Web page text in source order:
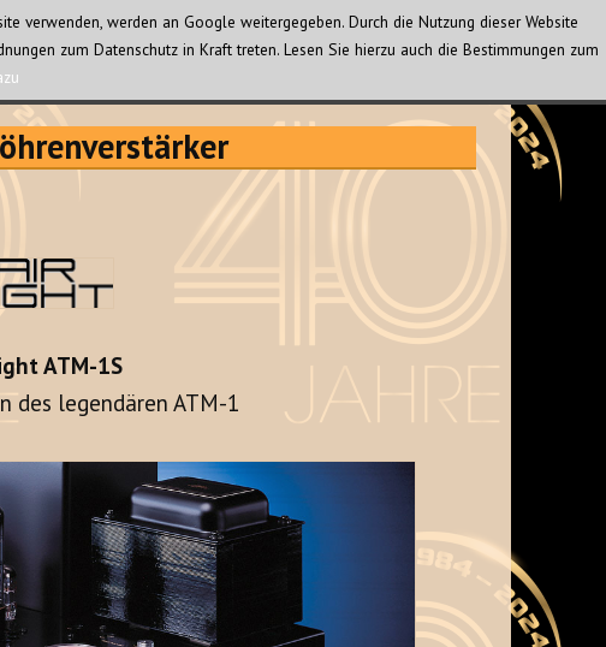
ATM-1S
des legendären ATM-1
verwenden, werden an Google weitergegeben. Durch die Nutzung dieser Website
zum Datenschutz in Kraft treten. Lesen Sie hierzu auch die Bestimmungen zum